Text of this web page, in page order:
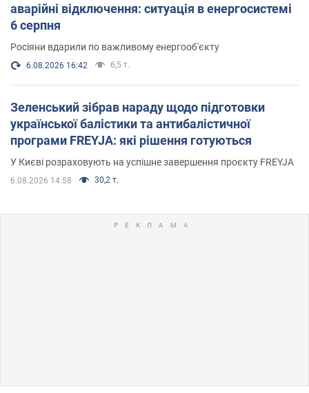
аварійні відключення: ситуація в енергосистемі
6 серпня
Росіяни вдарили по важливому енергооб'єкту
6.08.2026 16:42 6,5 т.
Зеленський зібрав нараду щодо підготовки
української балістики та антибалістичної
програми FREYJA: які рішення готуються
У Києві розраховують на успішне завершення проєкту FREYJA
6.08.2026 14:58 30,2 т.